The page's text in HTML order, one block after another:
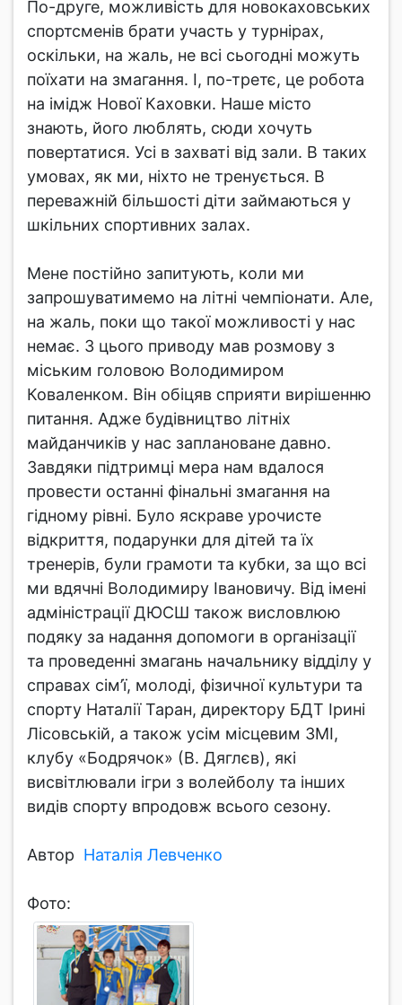
По-друге, можливість для новокаховських
спортсменів брати участь у турнірах,
оскільки, на жаль, не всі сьогодні можуть
поїхати на змагання. І, по-третє, це робота
на імідж Нової Каховки. Наше місто
знають, його люблять, сюди хочуть
повертатися. Усі в захваті від зали. В таких
умовах, як ми, ніхто не тренується. В
переважній більшості діти займаються у
шкільних спортивних залах.
Мене постійно запитують, коли ми
запрошуватимемо на літні чемпіонати. Але,
на жаль, поки що такої можливості у нас
немає. З цього приводу мав розмову з
міським головою Володимиром
Коваленком. Він обіцяв сприяти вирішенню
питання. Адже будівництво літніх
майданчиків у нас заплановане давно.
Завдяки підтримці мера нам вдалося
провести останні фінальні змагання на
гідному рівні. Було яскраве урочисте
відкриття, подарунки для дітей та їх
тренерів, були грамоти та кубки, за що всі
ми вдячні Володимиру Івановичу. Від імені
адміністрації ДЮСШ також висловлюю
подяку за надання допомоги в організації
та проведенні змагань начальнику відділу у
справах сім’ї, молоді, фізичної культури та
спорту Наталії Таран, директору БДТ Ірині
Лісовській, а також усім місцевим ЗМІ,
клубу «Бодрячок» (В. Дяглєв), які
висвітлювали ігри з волейболу та інших
видів спорту впродовж всього сезону.
Автор Наталія Левченко
Фото: